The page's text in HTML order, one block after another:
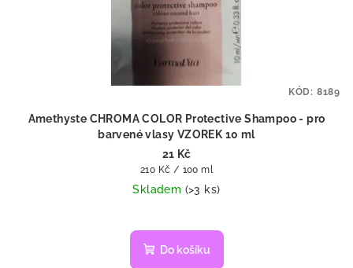
Amethyste CHROMA COLOR Protective Shampoo - pro
barvené vlasy VZOREK 10 ml
21 Kč
Měrná
cena:
210 Kč / 100 ml
Skladem (>3 ks)
Do košíku
KÓD: 8189